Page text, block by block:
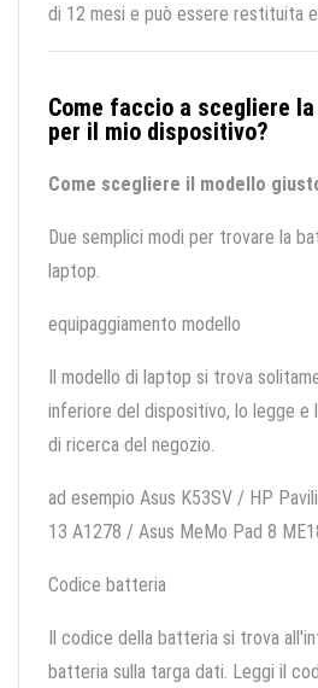
di 12 mesi e può essere restituita
Come faccio a scegliere
per il mio dispositivo?
Come scegliere il modello
Due semplici modi per trovare la
laptop.
equipaggiamento modello
Il modello di laptop si trova
inferiore del dispositivo, lo legge e
di ricerca del negozio.
ad esempio Asus K53SV / HP
13 A1278 / Asus MeMo Pad 8
Codice batteria
Il codice della batteria si trova
batteria sulla targa dati. Leggi il